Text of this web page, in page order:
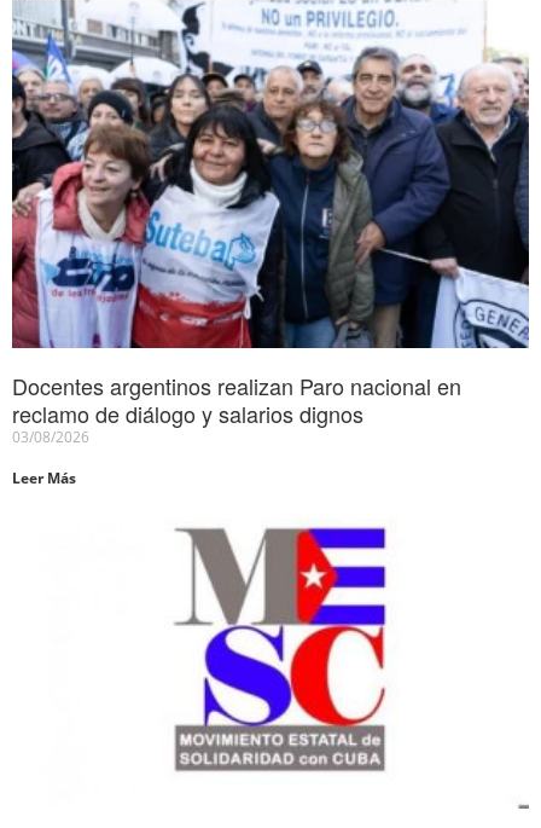
Docentes argentinos realizan Paro nacional en
reclamo de diálogo y salarios dignos
03/08/2026
Leer Más